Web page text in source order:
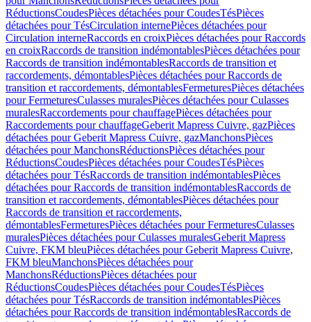
RéductionsCoudesPièces détachées pour CoudesTésPièces
détachées pour TésCirculation internePièces détachées pour
Circulation interneRaccords en croixPièces détachées pour Raccords
en croixRaccords de transition indémontablesPièces détachées pour
Raccords de transition indémontablesRaccords de transition et
raccordements, démontablesPièces détachées pour Raccords de
transition et raccordements, démontablesFermeturesPièces détachées
pour FermeturesCulasses muralesPièces détachées pour Culasses
muralesRaccordements pour chauffagePièces détachées pour
Raccordements pour chauffageGeberit Mapress Cuivre, gazPièces
détachées pour Geberit Mapress Cuivre, gazManchonsPièces
détachées pour ManchonsRéductionsPièces détachées pour
RéductionsCoudesPièces détachées pour CoudesTésPièces
détachées pour TésRaccords de transition indémontablesPièces
détachées pour Raccords de transition indémontablesRaccords de
transition et raccordements, démontablesPièces détachées pour
Raccords de transition et raccordements,
démontablesFermeturesPièces détachées pour FermeturesCulasses
muralesPièces détachées pour Culasses muralesGeberit Mapress
Cuivre, FKM bleuPièces détachées pour Geberit Mapress Cuivre,
FKM bleuManchonsPièces détachées pour
ManchonsRéductionsPièces détachées pour
RéductionsCoudesPièces détachées pour CoudesTésPièces
détachées pour TésRaccords de transition indémontablesPièces
détachées pour Raccords de transition indémontablesRaccords de